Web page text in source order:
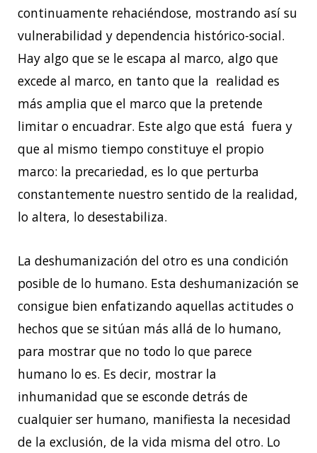
continuamente rehaciéndose, mostrando así su
vulnerabilidad y dependencia histórico-social.
Hay algo que se le escapa al marco, algo que
excede al marco, en tanto que la realidad es
más amplia que el marco que la pretende
limitar o encuadrar. Este algo que está fuera y
que al mismo tiempo constituye el propio
marco: la precariedad, es lo que perturba
constantemente nuestro sentido de la realidad,
lo altera, lo desestabiliza.
La deshumanización del otro es una condición
posible de lo humano. Esta deshumanización se
consigue bien enfatizando aquellas actitudes o
hechos que se sitúan más allá de lo humano,
para mostrar que no todo lo que parece
humano lo es. Es decir, mostrar la
inhumanidad que se esconde detrás de
cualquier ser humano, manifiesta la necesidad
de la exclusión, de la vida misma del otro. Lo